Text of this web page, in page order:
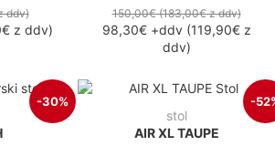
ddv)
z ddv)
150,00€(183,00€z ddv)
98,30€+ddv(119,90€z
ddv)
-30% -
stol
AIR XL TAUPE